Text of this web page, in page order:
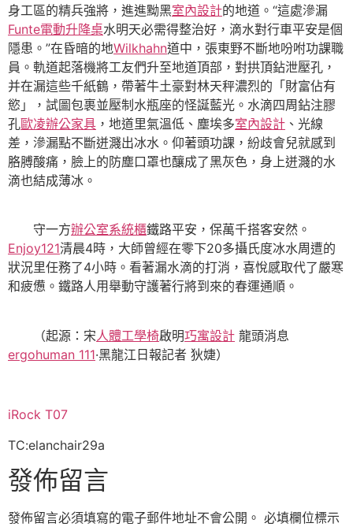
身工區的精兵強將，進進黝黑室內設計的地道。“這處滲漏
Funte電動升降桌水明天必需得整治好，滴水對行車平安是個
隱患。”在昏暗的地Wilkhahn道中，張東野不斷地吩咐功課職
員。軌道起落機將工友們升至地道頂部，對拱頂鉆泄壓孔，
并在漏這些千紙鶴，帶著牛土豪對林天秤濃烈的「財富佔有
慾」，試圖包裹並壓制水瓶座的怪誕藍光。水滴四周鉆注膠
孔歐凌辦公家具 ，地道里氣溫低、塵埃多室內設計 、光線
差，滲漏點不斷迸濺出冰水。仰著頭功課，紛歧會兒就感到
胳膊酸痛，臉上的防塵口罩也釀成了黑灰色，身上迸濺的水
滴也結成薄冰。
守一方辦公室系統櫃鐵路平安，保萬千搭客安然。
Enjoy121清晨4時，大師曾經在零下20多攝氏度冰水周遭的
狀況里任務了4小時。看著漏水滴的打消，喜悅感取代了嚴寒
和疲憊。鐵路人用舉動守護著行將到來的春運通順。
（起源：宋人體工學椅啟明巧寓設計 龍頭消息
ergohuman 111·黑龍江日報記者 狄婕）
iRock T07
TC:elanchair29a
發佈留言
發佈留言必須填寫的電子郵件地址不會公開。 必填欄位標示